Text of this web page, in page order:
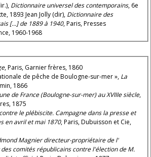
Dictionnaire universel des contemporains, 6e
1893 Jean Jolly (dir), Dictionnaire des
[…] de 1889 à 1940, Paris, Presses
1960-1968
, Paris, Garnier frères, 1860
« L'Exposition internationale de pêche de Boulogne-sur-mer », La
1866
de France (Boulogne-sur-mer) au XVIIIe siècle,
1875
le plébiscite. Campagne dans la presse et
en avril et mai 1870, Paris, Dubuisson et Cie,
Magnier directeur-propriétaire de l'
comités républicains contre l'élection de M.